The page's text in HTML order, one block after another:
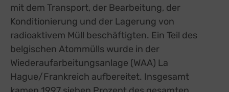
mit dem Transport, der Bearbeitung, der
Konditionierung und der Lagerung von
radioaktivem Müll beschäftigten. Ein Teil des
belgischen Atommülls wurde in der
Wiederaufarbeitungsanlage (WAA) La
Hague/Frankreich aufbereitet. Insgesamt